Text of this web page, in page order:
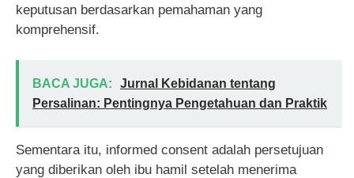
keputusan berdasarkan pemahaman yang
komprehensif.
BACA JUGA:
Jurnal Kebidanan tentang
Persalinan: Pentingnya Pengetahuan dan Praktik
Sementara itu, informed consent adalah persetujuan
yang diberikan oleh ibu hamil setelah menerima